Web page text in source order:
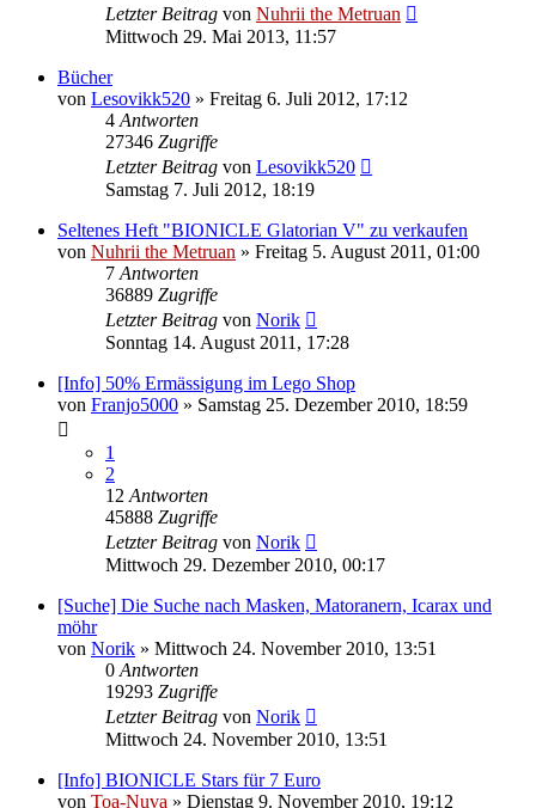
Letzter Beitrag von Nuhrii the Metruan
Mittwoch 29. Mai 2013, 11:57
Bücher
von Lesovikk520 » Freitag 6. Juli 2012, 17:12
4 Antworten
27346 Zugriffe
Letzter Beitrag von Lesovikk520
Samstag 7. Juli 2012, 18:19
Seltenes Heft "BIONICLE Glatorian V" zu verkaufen
von Nuhrii the Metruan » Freitag 5. August 2011, 01:00
7 Antworten
36889 Zugriffe
Letzter Beitrag von Norik
Sonntag 14. August 2011, 17:28
[Info] 50% Ermässigung im Lego Shop
von Franjo5000 » Samstag 25. Dezember 2010, 18:59
1
2
12 Antworten
45888 Zugriffe
Letzter Beitrag von Norik
Mittwoch 29. Dezember 2010, 00:17
[Suche] Die Suche nach Masken, Matoranern, Icarax und
möhr
von Norik » Mittwoch 24. November 2010, 13:51
0 Antworten
19293 Zugriffe
Letzter Beitrag von Norik
Mittwoch 24. November 2010, 13:51
[Info] BIONICLE Stars für 7 Euro
von Toa-Nuva » Dienstag 9. November 2010, 19:12